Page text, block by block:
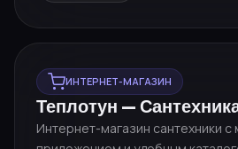
ИНТЕРНЕТ-МАГАЗИН
Теплотун —
Интернет-магазин сантехники